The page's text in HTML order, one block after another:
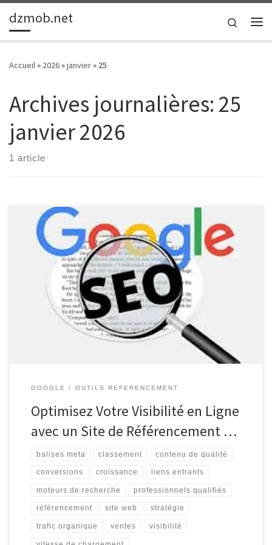
Passer au contenu
dzmob.net
Search
Accueil» 2026»janvier» 25
Archives journalières: 25
janvier 2026
1 article
Le Monde du Référencement : Optimisez Votre Site pour un
Meilleur Classement Le référencement d’un site web est un aspect
crucial pour assurer sa visibilité en ligne. Que vous soyez une
petite entreprise locale ou une grande entreprise internationale, il
est essentiel de mettre en place une stratégie de référencement
GOOGLE OUTILS REFERENCEMENT
Optimisez Votre Visibilité en Ligne
avec un Site de Référencement …
balises meta classement contenu de qualité
conversions croissance liens entrants
moteurs de recherche professionnels qualifiés
référencement site web stratégie
trafic organique ventes visibilité